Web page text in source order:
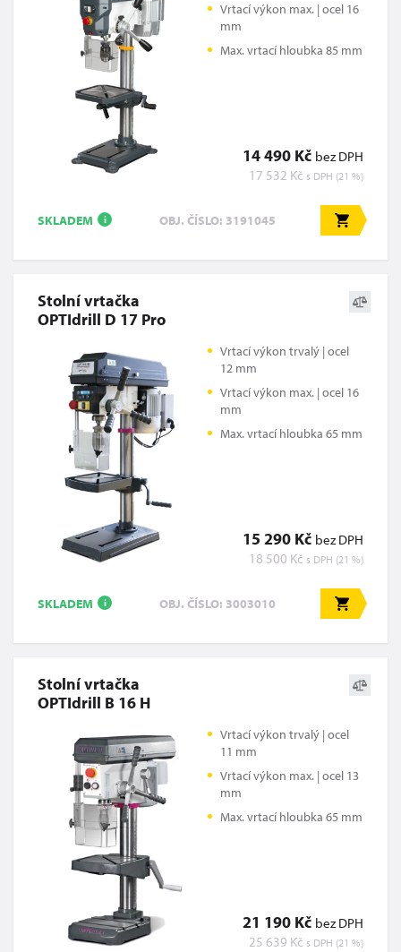
Vrtací výkon max. | ocel 16
mm
Max. vrtací hloubka 85 mm
14 490 Kč bez DPH
17 532 Kč s DPH (21 %)
SKLADEM i OBJ. ČÍSLO: 3191045
Stolní vrtačka
OPTIdrill D 17 Pro
Vrtací výkon trvalý | ocel
12 mm
Vrtací výkon max. | ocel 16
mm
Max. vrtací hloubka 65 mm
15 290 Kč bez DPH
18 500 Kč s DPH (21 %)
SKLADEM i OBJ. ČÍSLO: 3003010
Stolní vrtačka
OPTIdrill B 16 H
Vrtací výkon trvalý | ocel
11 mm
Vrtací výkon max. | ocel 13
mm
Max. vrtací hloubka 65 mm
21 190 Kč bez DPH
25 639 Kč s DPH (21 %)